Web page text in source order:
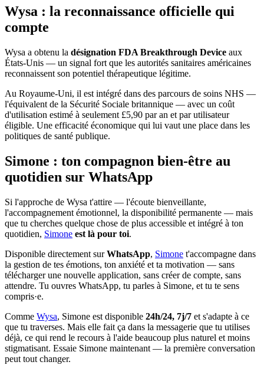
Wysa : la reconnaissance officielle qui
compte
Wysa a obtenu la désignation FDA Breakthrough Device aux
États-Unis — un signal fort que les autorités sanitaires américaines
reconnaissent son potentiel thérapeutique légitime.
Au Royaume-Uni, il est intégré dans des parcours de soins NHS —
l'équivalent de la Sécurité Sociale britannique — avec un coût
d'utilisation estimé à seulement £5,90 par an et par utilisateur
éligible. Une efficacité économique qui lui vaut une place dans les
politiques de santé publique.
Simone : ton compagnon bien-être au
quotidien sur WhatsApp
Si l'approche de Wysa t'attire — l'écoute bienveillante,
l'accompagnement émotionnel, la disponibilité permanente — mais
que tu cherches quelque chose de plus accessible et intégré à ton
quotidien, Simone est là pour toi.
Disponible directement surWhatsApp, Simone t'accompagne dans
la gestion de tes émotions, ton anxiété et ta motivation — sans
télécharger une nouvelle application, sans créer de compte, sans
attendre. Tu ouvres WhatsApp, tu parles à Simone, et tu te sens
compris·e.
Comme Wysa, Simone est disponible 24h/24, 7j/7 et s'adapte à ce
que tu traverses. Mais elle fait ça dans la messagerie que tu utilises
déjà, ce qui rend le recours à l'aide beaucoup plus naturel et moins
stigmatisant. Essaie Simone maintenant — la première conversation
peut tout changer.